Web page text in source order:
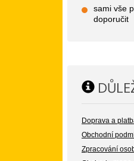
sami vše
doporučit
Doprava a
Obchodní
Zpracování